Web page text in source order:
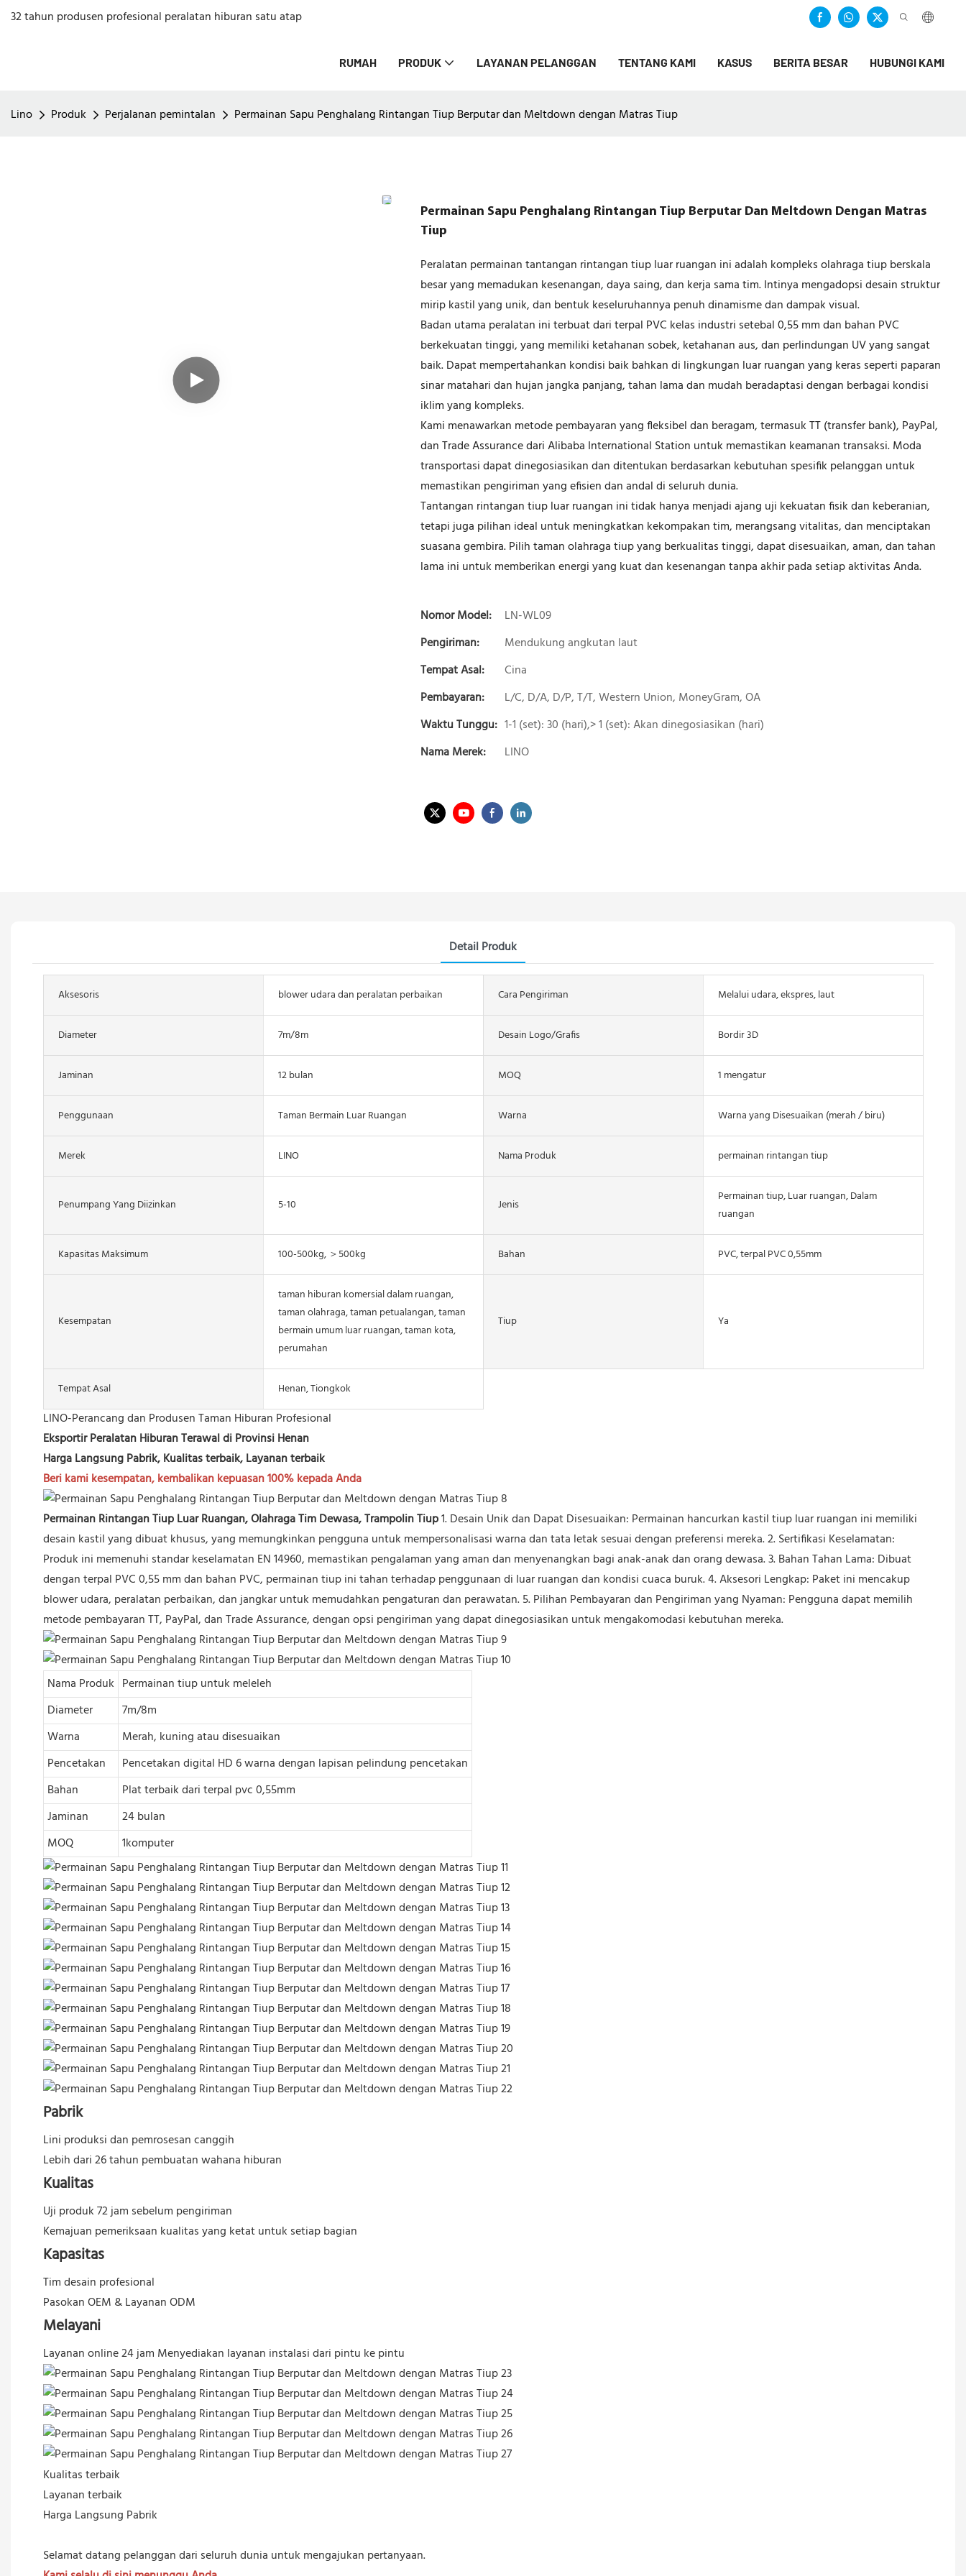
32 tahun produsen profesional peralatan hiburan satu atap
RUMAH PRODUK LAYANAN PELANGGAN TENTANG KAMI KASUS BERITA BESAR HUBUNGI KAMI
Lino Produk Perjalanan pemintalan Permainan Sapu Penghalang Rintangan Tiup Berputar dan Meltdown dengan Matras Tiup
Permainan Sapu Penghalang Rintangan Tiup Berputar Dan Meltdown Dengan Matras
Tiup
Peralatan permainan tantangan rintangan tiup luar ruangan ini adalah kompleks olahraga tiup berskala
besar yang memadukan kesenangan, daya saing, dan kerja sama tim. Intinya mengadopsi desain struktur
mirip kastil yang unik, dan bentuk keseluruhannya penuh dinamisme dan dampak visual.
Badan utama peralatan ini terbuat dari terpal PVC kelas industri setebal 0,55 mm dan bahan PVC
berkekuatan tinggi, yang memiliki ketahanan sobek, ketahanan aus, dan perlindungan UV yang sangat
baik. Dapat mempertahankan kondisi baik bahkan di lingkungan luar ruangan yang keras seperti paparan
sinar matahari dan hujan jangka panjang, tahan lama dan mudah beradaptasi dengan berbagai kondisi
iklim yang kompleks.
Kami menawarkan metode pembayaran yang fleksibel dan beragam, termasuk TT (transfer bank), PayPal,
dan Trade Assurance dari Alibaba International Station untuk memastikan keamanan transaksi. Moda
transportasi dapat dinegosiasikan dan ditentukan berdasarkan kebutuhan spesifik pelanggan untuk
memastikan pengiriman yang efisien dan andal di seluruh dunia.
Tantangan rintangan tiup luar ruangan ini tidak hanya menjadi ajang uji kekuatan fisik dan keberanian,
tetapi juga pilihan ideal untuk meningkatkan kekompakan tim, merangsang vitalitas, dan menciptakan
suasana gembira. Pilih taman olahraga tiup yang berkualitas tinggi, dapat disesuaikan, aman, dan tahan
lama ini untuk memberikan energi yang kuat dan kesenangan tanpa akhir pada setiap aktivitas Anda.
Nomor Model:
LN-WL09
Pengiriman:
Mendukung angkutan laut
Tempat Asal:
Cina
Pembayaran:
L/C, D/A, D/P, T/T, Western Union, MoneyGram, OA
Waktu Tunggu: 1-1 (set): 30 (hari),> 1 (set): Akan dinegosiasikan (hari)
Nama Merek:
LINO
Detail Produk
Aksesoris blower udara dan peralatan perbaikan Cara Pengiriman Melalui udara, ekspres, laut
Diameter 7m/8m Desain Logo/grafis Bordir 3D
Jaminan 12 bulan MOQ 1 mengatur
Penggunaan Taman Bermain Luar Ruangan Warna Warna yang Disesuaikan (merah / biru)
Merek LINO Nama Produk permainan rintangan tiup
Penumpang Yang Diizinkan 5-10 Jenis
Permainan tiup, Luar ruangan, Dalam
ruangan
Kapasitas Maksimum 100-500kg, ＞500kg Bahan PVC, terpal PVC 0,55mm
Kesempatan
taman hiburan komersial dalam ruangan,
taman olahraga, taman petualangan, taman
bermain umum luar ruangan, taman kota,
perumahan
Tiup Ya
Tempat Asal Henan, Tiongkok
LINO-Perancang dan Produsen Taman Hiburan Profesional
Eksportir Peralatan Hiburan Terawal di Provinsi Henan
Harga Langsung Pabrik, Kualitas terbaik, Layanan terbaik
Beri kami kesempatan, kembalikan kepuasan 100% kepada Anda
Permainan Rintangan Tiup Luar Ruangan, Olahraga Tim Dewasa, Trampolin Tiup1. Desain Unik dan Dapat Disesuaikan: Permainan hancurkan kastil tiup luar ruangan ini memiliki
desain kastil yang dibuat khusus, yang memungkinkan pengguna untuk mempersonalisasi warna dan tata letak sesuai dengan preferensi mereka. 2. Sertifikasi Keselamatan:
Produk ini memenuhi standar keselamatan EN 14960, memastikan pengalaman yang aman dan menyenangkan bagi anak-anak dan orang dewasa. 3. Bahan Tahan Lama: Dibuat
dengan terpal PVC 0,55 mm dan bahan PVC, permainan tiup ini tahan terhadap penggunaan di luar ruangan dan kondisi cuaca buruk. 4. Aksesori Lengkap: Paket ini mencakup
blower udara, peralatan perbaikan, dan jangkar untuk memudahkan pengaturan dan perawatan. 5. Pilihan Pembayaran dan Pengiriman yang Nyaman: Pengguna dapat memilih
metode pembayaran TT, PayPal, dan Trade Assurance, dengan opsi pengiriman yang dapat dinegosiasikan untuk mengakomodasi kebutuhan mereka.
Nama Produk Permainan tiup untuk meleleh
Diameter
7m/8m
Warna
Merah, kuning atau disesuaikan
Pencetakan
Pencetakan digital HD 6 warna dengan lapisan pelindung pencetakan
Bahan
Plat terbaik dari terpal pvc 0,55mm
Jaminan
24 bulan
MOQ
1komputer
Pabrik
Lini produksi dan pemrosesan canggih
Lebih dari 26 tahun pembuatan wahana hiburan
Kualitas
Uji produk 72 jam sebelum pengiriman
Kemajuan pemeriksaan kualitas yang ketat untuk setiap bagian
Kapasitas
Tim desain profesional
Pasokan OEM & Layanan ODM
Melayani
Layanan online 24 jam Menyediakan layanan instalasi dari pintu ke pintu
Kualitas terbaik
Layanan terbaik
Harga Langsung Pabrik
Selamat datang pelanggan dari seluruh dunia untuk mengajukan pertanyaan.